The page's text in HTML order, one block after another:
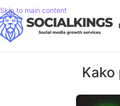
Skip to main content